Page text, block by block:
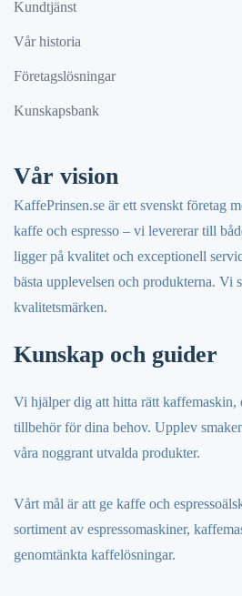
Kundtjänst
Vår historia
Företagslösningar
Kunskapsbank
Vår vision
KaffePrinsen.se är ett svenskt företag
kaffe och espresso – vi levererar till
ligger på kvalitet och exceptionell
bästa upplevelsen och produkterna. Vi
kvalitetsmärken.
Kunskap och guider
Vi hjälper dig att hitta rätt kaffemaskin,
tillbehör för dina behov. Upplev
våra noggrant utvalda produkter.
Vårt mål är att ge kaffe och
sortiment av espressomaskiner,
genomtänkta kaffelösningar.